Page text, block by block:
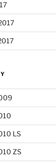
LS
ZS